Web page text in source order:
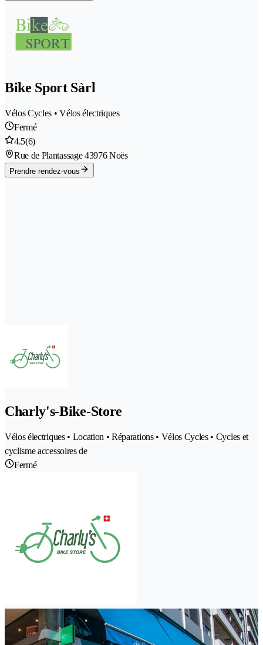
Bike Sport Sàrl
Vélos Cycles • Vélos électriques
Fermé
4.5(6)
Rue de Plantassage 43976 Noës
Prendre rendez-vous
Charly's-Bike-Store
Vélos électriques • Location • Réparations • Vélos Cycles • Cycles et
cyclisme accessoires de
Fermé